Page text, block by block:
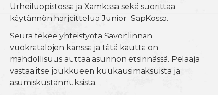
Urheiluopistossa ja Xamk:ssa sekä suorittaa
käytännön harjoittelua Juniori-SapKossa.
Seura tekee yhteistyötä Savonlinnan
vuokratalojen kanssa ja tätä kautta on
mahdollisuus auttaa asunnon etsinnässä. Pelaaja
vastaa itse joukkueen kuukausimaksuista ja
asumiskustannuksista.